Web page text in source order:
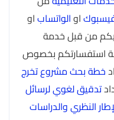
اوالواتساباو
من قبل خدمة
استفسارتكم بخصوص
خطة بحث مشروع تخرج
تدقيق لغوي لرسائل
النظري والدراسات